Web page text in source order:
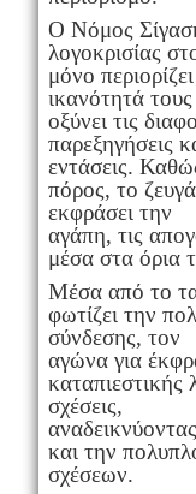
Ο Νόμος
λογοκρισίας
μόνο
ικανότητά
οξύνει τις
παρεξηγήσεις
εντάσεις.
πόρος, το
εκφράσει την
αγάπη, τις
μέσα στα όρια
Μέσα από το
φωτίζει την
σύνδεσης, τον
αγώνα για
καταπιεστικής
σχέσεις,
και την
σχέσεων.